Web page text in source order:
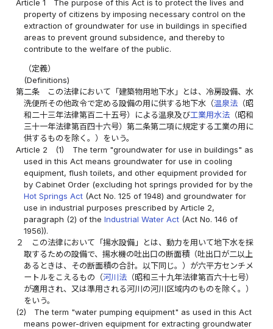
Article 1
The purpose of this Act is to protect the lives and
property of citizens by imposing necessary control on the
extraction of groundwater for use in buildings in specified
areas to prevent ground subsidence, and thereby to
contribute to the welfare of the public.
（定義）
(Definitions)
第二条
この法律において「建築物用地下水」とは、冷房設備、水
洗便所その他政令で定める設備の用に供する地下水（温泉法 （昭
和二十三年法律第百二十五号）による温泉及び工業用水法 （昭和
三十一年法律第百四十六号）第二条第二項に規定する工業の用に
供するものを除く。）をいう。
Article 2
(1)
The term "groundwater for use in buildings" as
used in this Act means groundwater for use in cooling
equipment, flush toilets, and other equipment provided for
by Cabinet Order (excluding hot springs provided for by the
Hot Springs Act (Act No. 125 of 1948) and groundwater for
use in industrial purposes prescribed by Article 2,
paragraph (2) of theIndustrial Water Act (Act No. 146 of
1956)).
２
この法律において「揚水設備」とは、動力を用いて地下水を採
取するための設備で、揚水機の吐出口の断面積（吐出口が二以上
あるときは、その断面積の合計。以下同じ。）が六平方センチメ
ートルをこえるもの（河川法 （昭和三十九年法律第百六十七号）
が適用され、又は準用される河川の河川区域内のものを除く。）
をいう。
(2)
The term "water pumping equipment" as used in this Act
means power-driven equipment for extracting groundwater